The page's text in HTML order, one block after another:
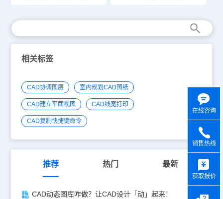
相关标签
CAD协调图层 室内规划CAD图纸
CAD建立平面视图 CAD线宽打印
CAD复制快捷键命令
推荐 热门 最新
CAD动态图库咋做？让CAD设计「动」起来！
在线咨询
销售热线
获取报价